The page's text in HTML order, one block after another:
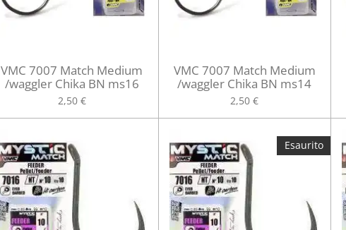
VMC 7007 Match Medium
/waggler Chika BN ms16
2,50 €
VMC 7007 Match Medium
/waggler Chika BN ms14
2,50 €
Esaurito